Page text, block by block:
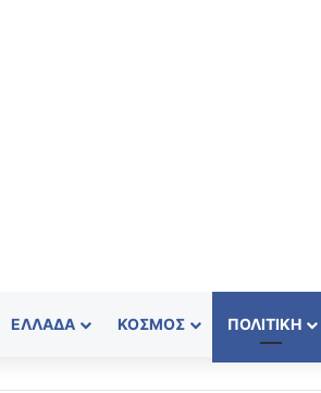
ΕΛΛΆΔΑ ΚΌΣΜΟΣ ΠΟΛΙΤΙΚΉ